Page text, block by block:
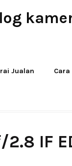
Jualan Cara
IF